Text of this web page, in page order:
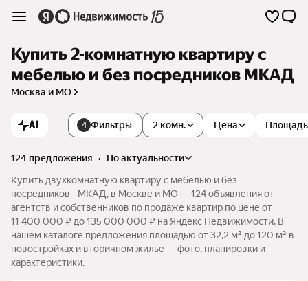
Купить 2-комнатную квартиру с
мебелью и без посредников МКАД
Москва и МО
AI 4 Фильтры 2 комн. Цена Площадь
124 предложения •
по актуальности
Купить двухкомнатную квартиру с мебелью и без
посредников - МКАД, в Москве и МО — 124 объявления от
агентств и собственников по продаже квартир по цене от
11 400 000 ₽ до 135 000 000 ₽ на Яндекс Недвижимости. В
нашем каталоге предложения площадью от 32,2 м² до 120 м² в
новостройках и вторичном жилье — фото, планировки и
характеристики.